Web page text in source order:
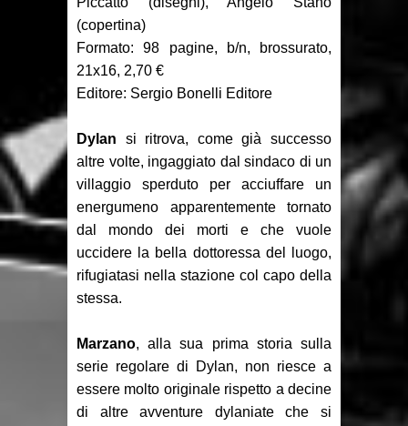
Recensione: Something is Killing
the Children 1-2
Recensione: Jazz Maynard 1
(copertina)
Formato: 98 pagine, b/n, brossurato,
21x16, 2,70 €
Editore: Sergio Bonelli Editore
Dylan si ritrova, come già successo
altre volte, ingaggiato dal sindaco di un
villaggio sperduto per acciuffare un
energumeno apparentemente tornato
dal mondo dei morti e che vuole
uccidere la bella dottoressa del luogo,
rifugiatasi nella stazione col capo della
stessa.
Marzano, alla sua prima storia sulla
serie regolare di Dylan, non riesce a
essere molto originale rispetto a decine
di altre avventure dylaniate che si